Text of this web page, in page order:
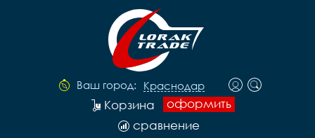
Ваш город: Краснодар
оформить
Корзина
сравнение